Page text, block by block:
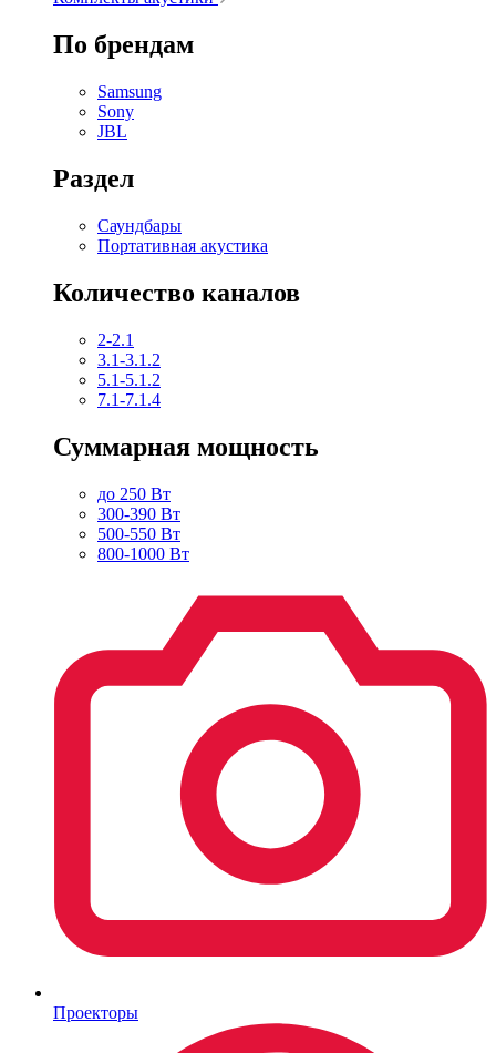
По брендам
Samsung
Sony
JBL
Раздел
Саундбары
Портативная акустика
Количество каналов
2-2.1
3.1-3.1.2
5.1-5.1.2
7.1-7.1.4
Суммарная мощность
до 250 Вт
300-390 Вт
500-550 Вт
800-1000 Вт
Проекторы